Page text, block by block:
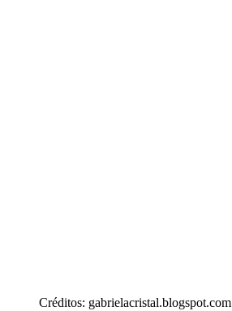
Créditos: gabrielacristal.blogspot.com